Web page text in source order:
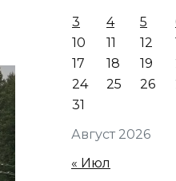
Август 2026
3
4 5
10
11 12
17
18 19
24
25 26
31
« Июл